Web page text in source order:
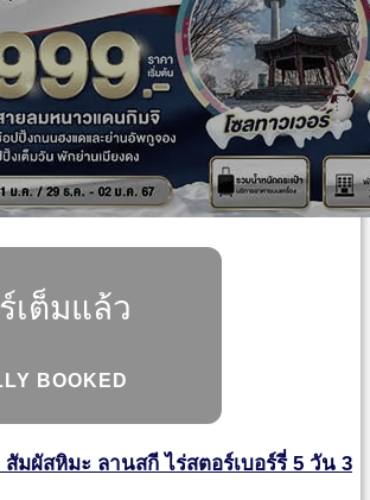
เต็มแล้ว
BOOKED
มผัสหิมะ ลานสกี ไร่สตอร์เบอร์รี่ 5 วัน 3